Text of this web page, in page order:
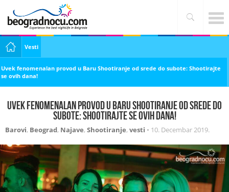
Vesti
Uvek fenomenalan provod u Baru Shootiranje od srede do subote: Shootirajte
se ovih dana!
Uvek fenomenalan provod u Baru Shootiranje od srede do
subote: Shootirajte se ovih dana!
Barovi, Beograd, Najave, Shootiranje, vesti • 10. Decembar 2019.